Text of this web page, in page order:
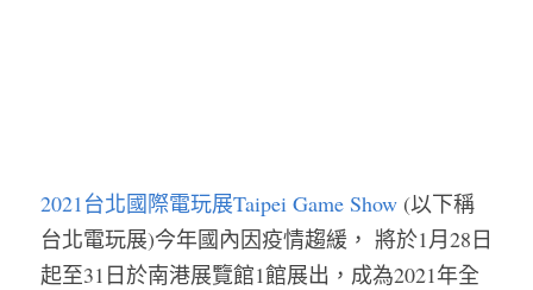
2021台北國際電玩展Taipei Game Show (以下稱
台北電玩展)今年國內因疫情趨緩， 將於1月28日
起至31日於南港展覽館1館展出，成為2021年全